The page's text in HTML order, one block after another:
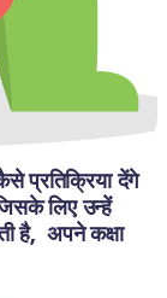
प्रतिक्रिया देंगे
लिए उन्हें
है,  अपने कक्षा